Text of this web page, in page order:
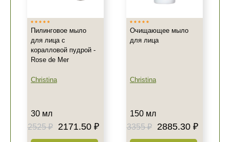
Пилинговое мыло
для лица с
коралловой пудрой -
Rose de Mer
Christina
30 мл
2525 ₽
2171.50 ₽
Очищающее мыло
для лица
Christina
150 мл
3355 ₽
2885.30 ₽